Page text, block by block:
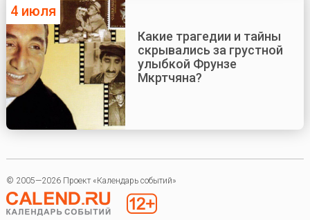
4 июля
Какие трагедии и тайны
скрывались за грустной
улыбкой Фрунзе
Мкртчяна?
© 2005—2026 Проект «Календарь событий»